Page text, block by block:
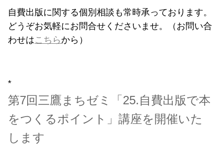
自費出版に関する個別相談も常時承っております。
どうぞお気軽にお問合せくださいませ。（お問い合
わせはこちらから）
*
第7回三鷹まちゼミ「25.自費出版で本
をつくるポイント」講座を開催いた
します